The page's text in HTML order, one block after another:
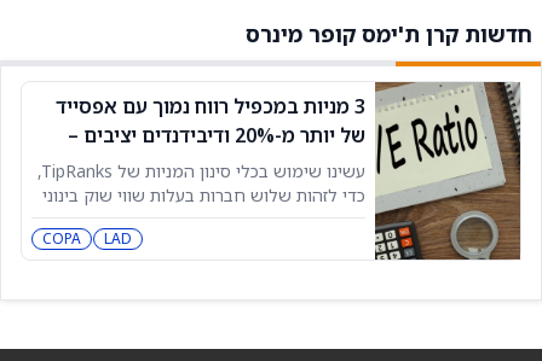
חדשות קרן ת'ימס קופר מינרס
3 מניות במכפיל רווח נמוך עם אפסייד
של יותר מ-20% ודיבידנדים יציבים –
MTDR, COPA ו‑LAD
עשינו שימוש בכלי סינון המניות של TipRanks,
כדי לזהות שלוש חברות בעלות שווי שוק בינוני
עם מכפילי רווח (P/E) נמוכים, דירוג קונצנזוס
של קנייה חזקה, וSmart Score של TipRanks
ברמה 8, 9 או 10 מושלם, מה שמצביע על
LAD
COPA